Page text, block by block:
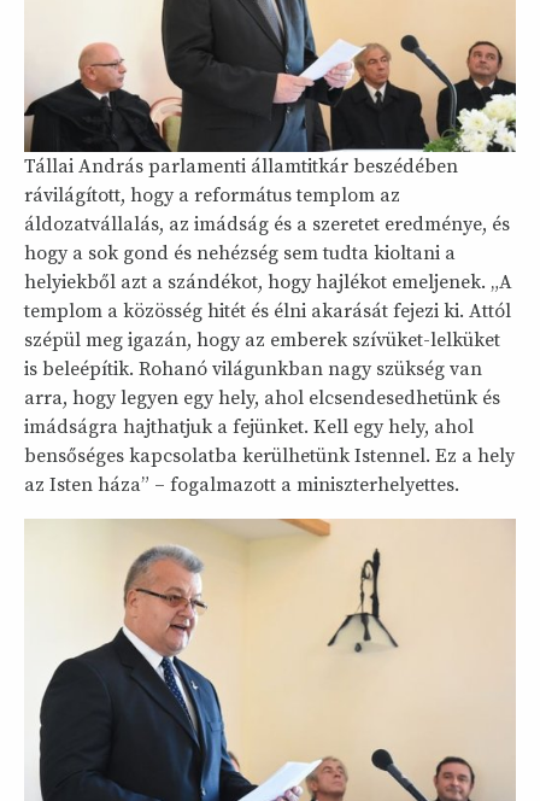
Tállai András parlamenti államtitkár beszédében
rávilágított, hogy a református templom az
áldozatvállalás, az imádság és a szeretet eredménye, és
hogy a sok gond és nehézség sem tudta kioltani a
helyiekből azt a szándékot, hogy hajlékot emeljenek. „A
templom a közösség hitét és élni akarását fejezi ki. Attól
szépül meg igazán, hogy az emberek szívüket-lelküket
is beleépítik. Rohanó világunkban nagy szükség van
arra, hogy legyen egy hely, ahol elcsendesedhetünk és
imádságra hajthatjuk a fejünket. Kell egy hely, ahol
bensőséges kapcsolatba kerülhetünk Istennel. Ez a hely
az Isten háza” – fogalmazott a miniszterhelyettes.